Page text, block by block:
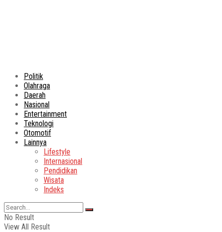
Politik
Olahraga
Daerah
Nasional
Entertainment
Teknologi
Otomotif
Lainnya
Lifestyle
Internasional
Pendidikan
Wisata
Indeks
No Result
View All Result